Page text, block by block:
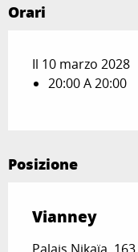
Orari
Il 10 marzo 2028
20:00 A 20:00
Posizione
Vianney
Palais Nikaïa,